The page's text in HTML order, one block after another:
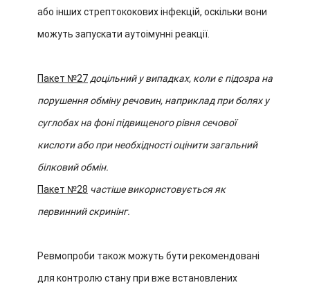
або інших стрептококових інфекцій, оскільки вони
можуть запускати аутоімунні реакції.
Пакет №27 доцільний у випадках, коли є підозра на
порушення обміну речовин, наприклад при болях у
суглобах на фоні підвищеного рівня сечової
кислоти або при необхідності оцінити загальний
білковий обмін.
Пакет №28 частіше використовується як
первинний скринінг.
Ревмопроби також можуть бути рекомендовані
для контролю стану при вже встановлених